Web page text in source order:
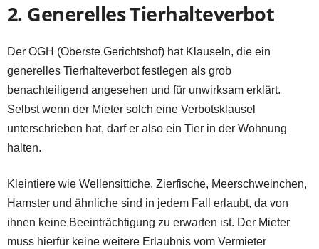
2. Generelles Tierhalteverbot
Der OGH (Oberste Gerichtshof) hat Klauseln, die ein
generelles Tierhalteverbot festlegen als grob
benachteiligend angesehen und für unwirksam erklärt.
Selbst wenn der Mieter solch eine Verbotsklausel
unterschrieben hat, darf er also ein Tier in der Wohnung
halten.
Kleintiere wie Wellensittiche, Zierfische, Meerschweinchen,
Hamster und ähnliche sind in jedem Fall erlaubt, da von
ihnen keine Beeinträchtigung zu erwarten ist. Der Mieter
muss hierfür keine weitere Erlaubnis vom Vermieter